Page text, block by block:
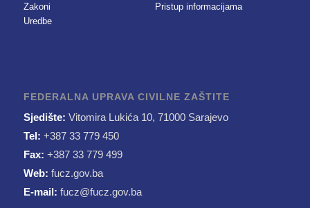
Zakoni
Uredbe
Pristup informacijama
FEDERALNA UPRAVA CIVILNE ZAŠTITE
Sjedište: Vitomira Lukića 10, 71000 Sarajevo
Tel: +387 33 779 450
Fax: +387 33 779 499
Web: fucz.gov.ba
E-mail: fucz@fucz.gov.ba